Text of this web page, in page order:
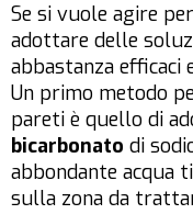
Se si vuole agire
adottare delle
abbastanza efficaci
Un primo metodo
pareti è quello di
bicarbonato di
abbondante acqua
sulla zona da